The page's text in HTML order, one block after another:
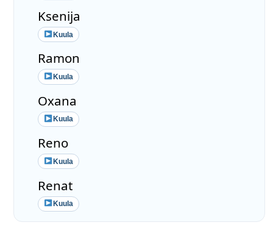
Ksenija
Kuula
Ramon
Kuula
Oxana
Kuula
Reno
Kuula
Renat
Kuula